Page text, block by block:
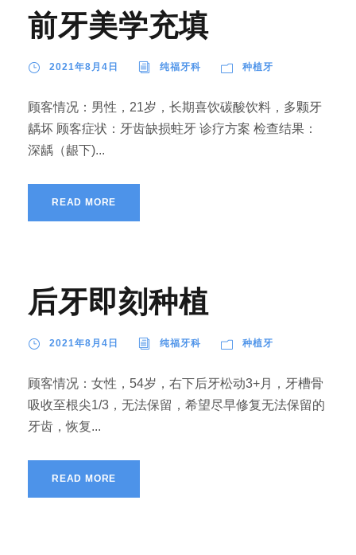
前牙美学充填
2021年8月4日 纯福牙科 种植牙
顾客情况：男性，21岁，长期喜饮碳酸饮料，多颗牙
龋坏 顾客症状：牙齿缺损蛀牙 诊疗方案 检查结果：
深龋（龈下)...
READ MORE
后牙即刻种植
2021年8月4日 纯福牙科 种植牙
顾客情况：女性，54岁，右下后牙松动3+月，牙槽骨
吸收至根尖1/3，无法保留，希望尽早修复无法保留的
牙齿，恢复...
READ MORE